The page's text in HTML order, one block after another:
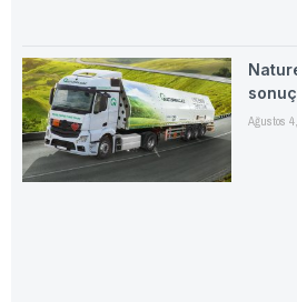
Ağustos